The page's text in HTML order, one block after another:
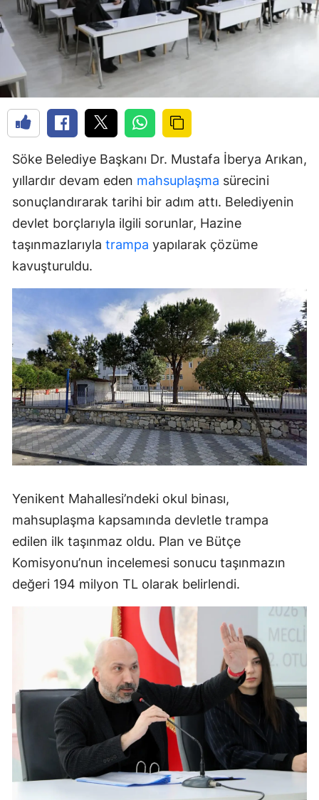
Söke Belediye Başkanı Dr. Mustafa İberya Arıkan,
yıllardır devam eden mahsuplaşma sürecini
sonuçlandırarak tarihi bir adım attı. Belediyenin
devlet borçlarıyla ilgili sorunlar, Hazine
taşınmazlarıyla trampa yapılarak çözüme
kavuşturuldu.
Yenikent Mahallesi’ndeki okul binası,
mahsuplaşma kapsamında devletle trampa
edilen ilk taşınmaz oldu. Plan ve Bütçe
Komisyonu’nun incelemesi sonucu taşınmazın
değeri 194 milyon TL olarak belirlendi.